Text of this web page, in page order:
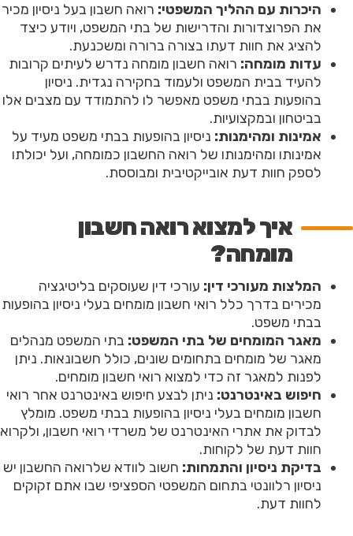
היכרות עם ההליך המשפטי: רואה חשבון בעל ניסיון מכיר
את הפרוצדורות והדרישות של בתי המשפט, ויודע כיצד
להציג את חוות דעתו בצורה ברורה ומשכנעת.
עדות מומחה: רואה חשבון מומחה נדרש לעיתים קרובות
להעיד בבית המשפט ולעמוד בחקירה נגדית. ניסיון
בהופעות בבתי משפט מאפשר לו להתמודד עם מצבים אלו
בביטחון ובמקצועיות.
אמינות ומהימנות: ניסיון בהופעות בבתי משפט מעיד על
אמינותו ומהימנותו של רואה החשבון כמומחה, ועל יכולתו
לספק חוות דעת אובייקטיבית ומבוססת.
איך למצוא רואה חשבון
מומחה?
המלצות מעורכי דין: עורכי דין שעוסקים בליטיגציה
מכירים בדרך כלל רואי חשבון מומחים בעלי ניסיון בהופעות
בבתי משפט.
מאגר המומחים של בתי המשפט: בתי המשפט מנהלים
מאגר של מומחים בתחומים שונים, כולל חשבונאות. ניתן
לפנות למאגר זה כדי למצוא רואי חשבון מומחים.
חיפוש באינטרנט: ניתן לבצע חיפוש באינטרנט אחר רואי
חשבון מומחים בעלי ניסיון בהופעות בבתי משפט. מומלץ
לבדוק את אתרי האינטרנט של משרדי רואי חשבון, ולקרוא
חוות דעת של לקוחות.
בדיקת ניסיון והתמחות: חשוב לוודא שלרואה החשבון יש
ניסיון רלוונטי בתחום המשפטי הספציפי שבו אתם זקוקים
לחוות דעת.